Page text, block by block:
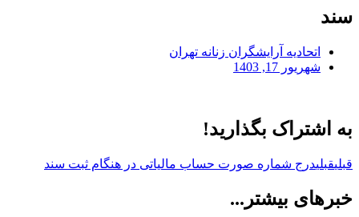
سند
اتحادیه آرایشگران زنانه تهران
شهریور 17, 1403
به اشتراک بگذارید!
قبلیقبلیدرج شماره صورت حساب مالیاتی در هنگام ثبت سند
خبرهای بیشتر...